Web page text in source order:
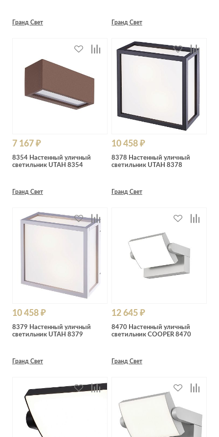
Гранд Свет Гранд Свет
7 167 ₽
8354 Настенный уличный
светильник UTAH 8354
Гранд Свет
10 458 ₽
8378 Настенный уличный
светильник UTAH 8378
Гранд Свет
10 458 ₽
8379 Настенный уличный
светильник UTAH 8379
Гранд Свет
12 645 ₽
8470 Настенный уличный
светильник COOPER 8470
Гранд Свет